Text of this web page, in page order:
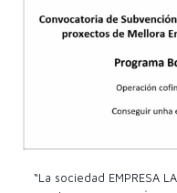
“La sociedad EMPRESA